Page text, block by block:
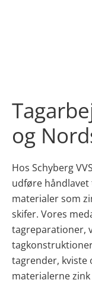
og
Hos Schyberg
udføre håndlavet
materialer som
skifer. Vores
tagreparationer,
tagrender, kviste
materialerne